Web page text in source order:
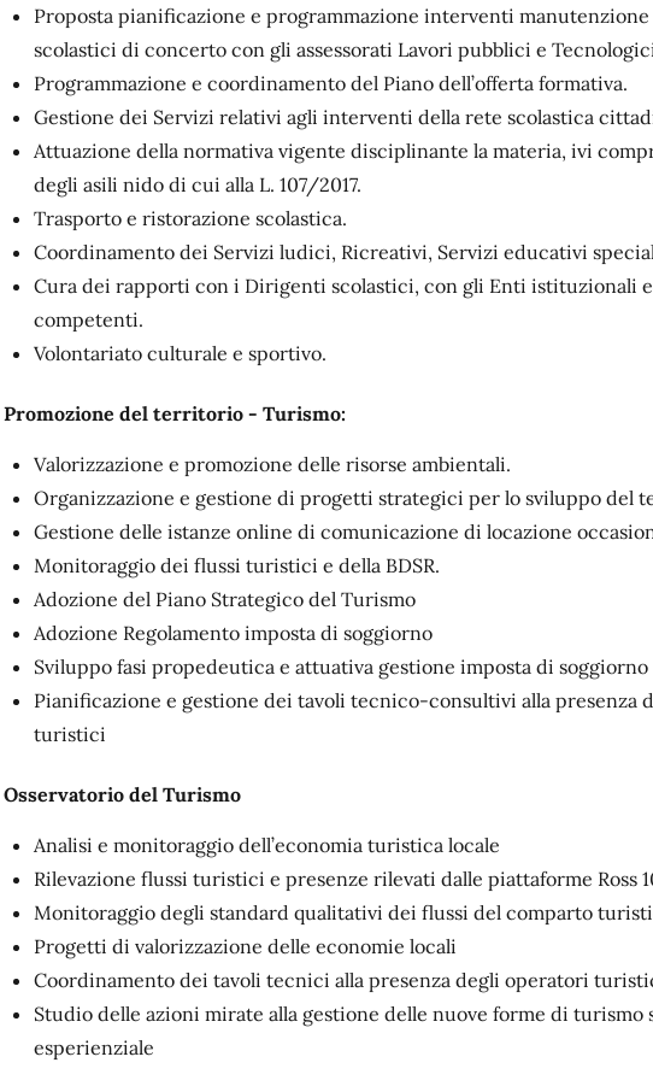
Proposta pianificazione e programmazione interventi
scolastici di concerto con gli assessorati Lavori pubblici e
Programmazione e coordinamento del Piano dell’offerta formativa.
Gestione dei Servizi relativi agli interventi della rete scolastica
Attuazione della normativa vigente disciplinante la materia, ivi
degli asili nido di cui alla L. 107/2017.
Trasporto e ristorazione scolastica.
Coordinamento dei Servizi ludici, Ricreativi, Servizi educativi
Cura dei rapporti con i Dirigenti scolastici, con gli Enti istituzionali
competenti.
Volontariato culturale e sportivo.
Promozione del territorio - Turismo:
Valorizzazione e promozione delle risorse ambientali.
Organizzazione e gestione di progetti strategici per lo sviluppo del
Gestione delle istanze online di comunicazione di locazione
Monitoraggio dei flussi turistici e della BDSR.
Adozione del Piano Strategico del Turismo
Adozione Regolamento imposta di soggiorno
Sviluppo fasi propedeutica e attuativa gestione imposta di soggiorno
Pianificazione e gestione dei tavoli tecnico-consultivi alla presenza
turistici
Osservatorio del Turismo
Analisi e monitoraggio dell’economia turistica locale
Rilevazione flussi turistici e presenze rilevati dalle piattaforme Ross
Monitoraggio degli standard qualitativi dei flussi del comparto
Progetti di valorizzazione delle economie locali
Coordinamento dei tavoli tecnici alla presenza degli operatori
Studio delle azioni mirate alla gestione delle nuove forme di turismo
esperienziale